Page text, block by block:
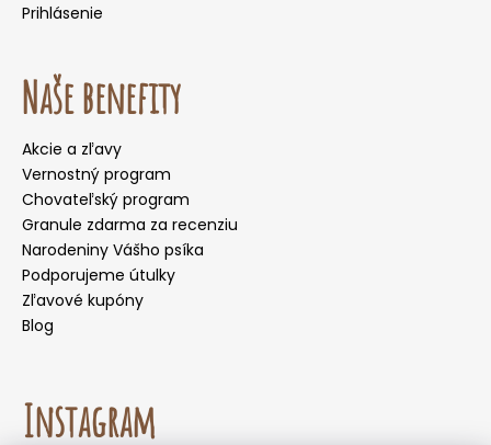
Prihlásenie
Naše benefity
Akcie a zľavy
Vernostný program
Chovateľský program
Granule zdarma za recenziu
Narodeniny Vášho psíka
Podporujeme útulky
Zľavové kupóny
Blog
Instagram